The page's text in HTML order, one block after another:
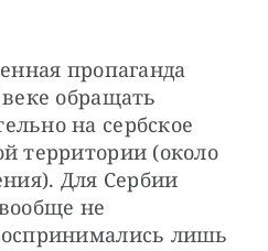
пропаганда
обращать
на сербское
территории (около
Для Сербии
не
лишь